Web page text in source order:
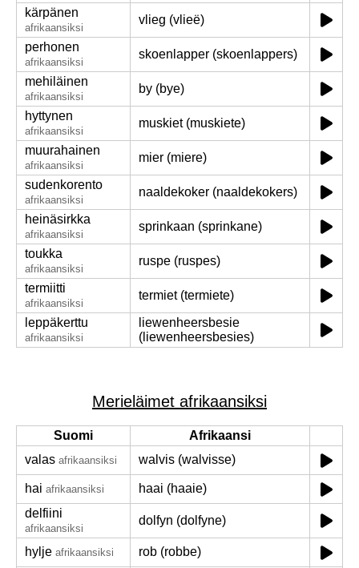
kärpänen
afrikaansiksi
vlieg (vlieë)
perhonen
afrikaansiksi
skoenlapper (skoenlappers)
mehiläinen
afrikaansiksi
by (bye)
hyttynen
afrikaansiksi
muskiet (muskiete)
muurahainen
afrikaansiksi
mier (miere)
sudenkorento
afrikaansiksi
naaldekoker (naaldekokers)
heinäsirkka
afrikaansiksi
sprinkaan (sprinkane)
toukka
afrikaansiksi
ruspe (ruspes)
termiitti
afrikaansiksi
termiet (termiete)
leppäkerttu
afrikaansiksi
liewenheersbesie
(liewenheersbesies)
Merieläimet afrikaansiksi
Suomi
Afrikaansi
valas afrikaansiksi walvis (walvisse)
hai afrikaansiksi
haai (haaie)
delfiini
afrikaansiksi
dolfyn (dolfyne)
hylje afrikaansiksi
rob (robbe)